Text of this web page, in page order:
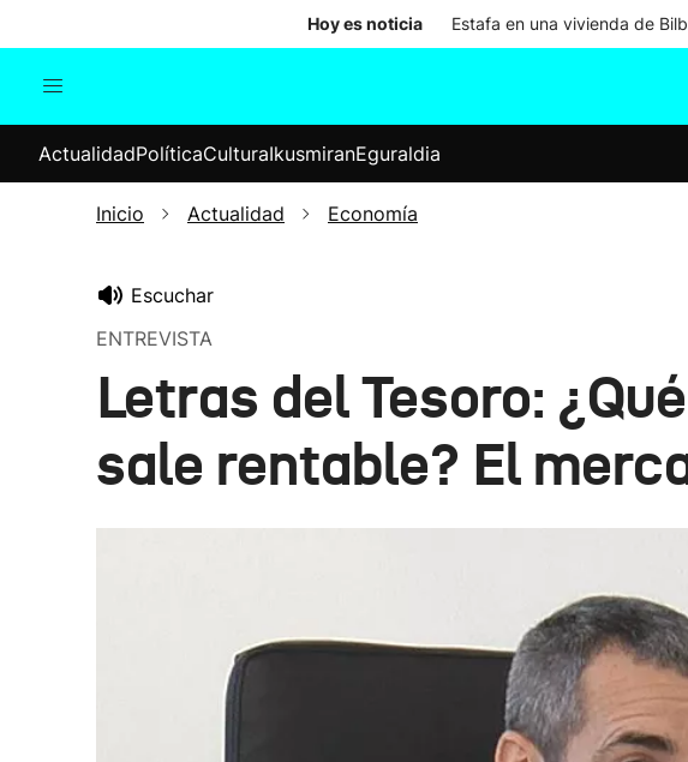
Hoy es noticia Estafa en una vivienda de
Internacional
Elecciones
ActualidadPolíticaCulturaIkusmiranEguraldia
Inicio Actualidad Economía
Escuchar
ENTREVISTA
Letras del Tesoro:
sale rentable? El